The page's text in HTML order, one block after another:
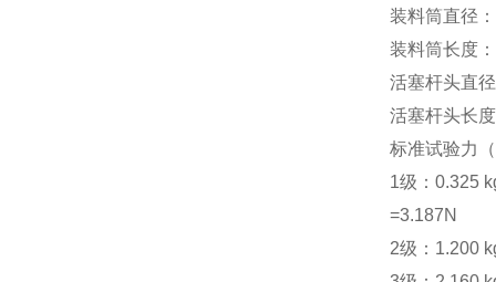
装料筒直径
装料筒长度
活塞杆头直
活塞杆头长
标准试验力
1级：0.325
=3.187N
2级：1.200